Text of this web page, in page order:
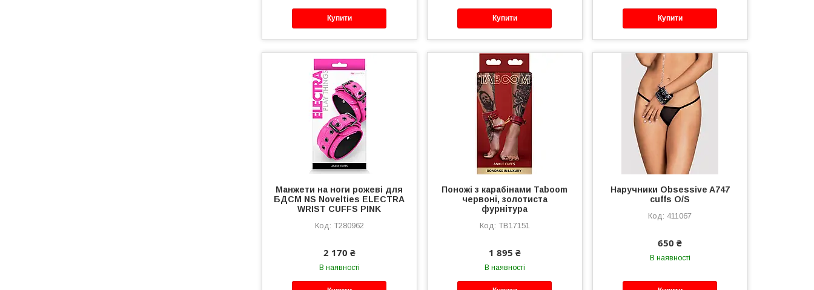
Купити Купити Купити
Манжети на ноги рожеві для
БДСМ NS Novelties ELECTRA
WRIST CUFFS PINK
T280962
2 170 ₴
В наявності
Поножі з карабінами Taboom
червоні, золотиста
фурнітура
TB17151
1 895 ₴
В наявності
Наручники Obsessive A747
cuffs O/S
411067
650 ₴
В наявності